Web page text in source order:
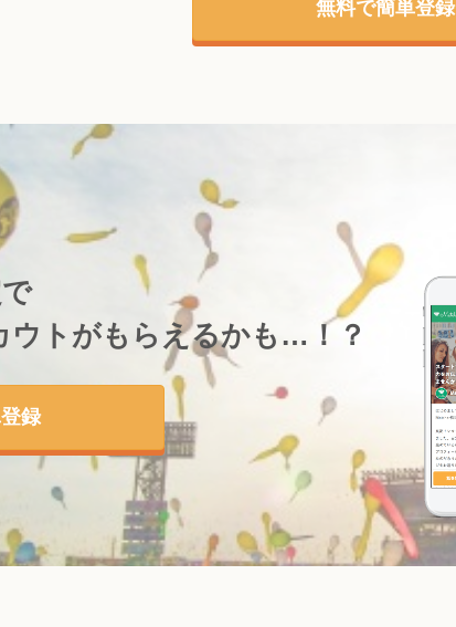
無料で簡単登録
ウトがもらえるかも…！？
録